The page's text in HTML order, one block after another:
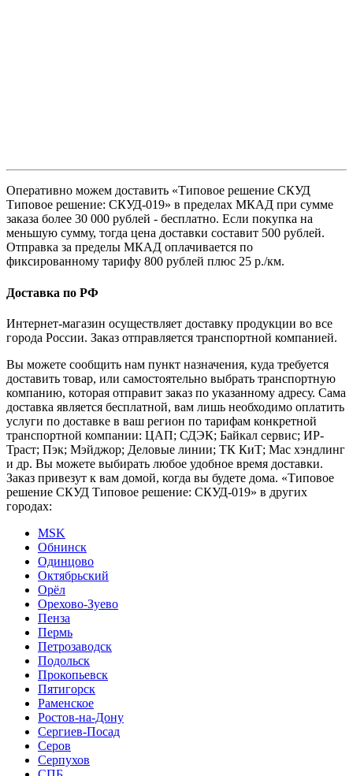
Оперативно можем доставить «Типовое решение СКУД
Типовое решение: СКУД-019» в пределах МКАД при сумме
заказа более 30 000 рублей - бесплатно. Если покупка на
меньшую сумму, тогда цена доставки составит 500 рублей.
Отправка за пределы МКАД оплачивается по
фиксированному тарифу 800 рублей плюс 25 р./км.
Доставка по РФ
Интернет-магазин осуществляет доставку продукции во все
города России. Заказ отправляется транспортной компанией.
Вы можете сообщить нам пункт назначения, куда требуется
доставить товар, или самостоятельно выбрать транспортную
компанию, которая отправит заказ по указанному адресу. Сама
доставка является бесплатной, вам лишь необходимо оплатить
услуги по доставке в ваш регион по тарифам конкретной
транспортной компании: ЦАП; СДЭК; Байкал сервис; ИР-
Траст; Пэк; Мэйджор; Деловые линии; ТК КиТ; Мас хэндлинг
и др. Вы можете выбирать любое удобное время доставки.
Заказ привезут к вам домой, когда вы будете дома. «Типовое
решение СКУД Типовое решение: СКУД-019» в других
городах:
MSK
Обнинск
Одинцово
Октябрьский
Орёл
Орехово-Зуево
Пенза
Пермь
Петрозаводск
Подольск
Прокопьевск
Пятигорск
Раменское
Ростов-на-Дону
Сергиев-Посад
Серов
Серпухов